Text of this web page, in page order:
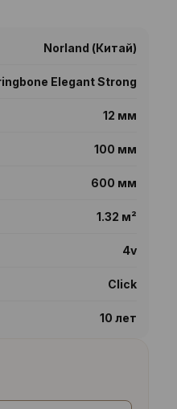
Norland (Китай)
Elegant Strong
12 мм
100 мм
600 мм
1.32 м²
4v
Click
10 лет